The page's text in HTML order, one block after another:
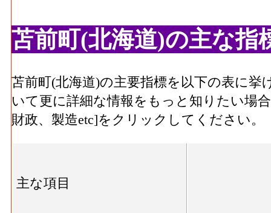
苫前町(北海道)の主な指
苫前町(北海道)の主要指標を以下の表に挙
いて更に詳細な情報をもっと知りたい場
財政、製造etc]をクリックしてください。
主な項目